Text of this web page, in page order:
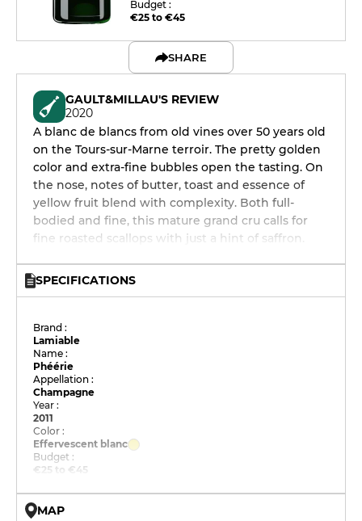
Budget :
€25 to €45
SHARE
GAULT&MILLAU'S REVIEW
2020
A blanc de blancs from old vines over 50 years old
on the Tours-sur-Marne terroir. The pretty golden
color and extra-fine bubbles open the tasting. On
the nose, notes of butter, toast and essence of
yellow fruit blend with complexity. Both full-
bodied and fine, this mature grand cru calls for
fine roasted scallops with just a hint of saffron.
SPECIFICATIONS
Brand :
Lamiable
Name :
Phéérie
Appellation :
Champagne
Year :
2011
Color :
Effervescent blanc
Budget :
€25 to €45
MAP